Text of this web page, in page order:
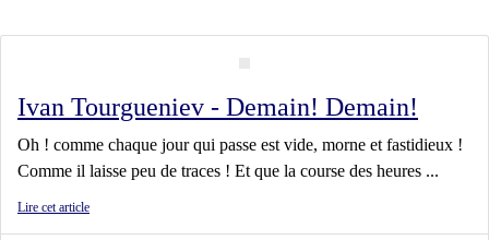
Ivan Tourgueniev - Demain! Demain!
Oh ! comme chaque jour qui passe est vide, morne et fastidieux !
Comme il laisse peu de traces ! Et que la course des heures ...
Lire cet article